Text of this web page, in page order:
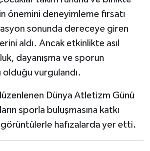
önemini deneyimleme fırsatı
sonunda dereceye giren
aldı. Ancak etkinlikte asıl
dayanışma ve sporun
vurgulandı.
Dünya Atletizm Günü
sporla buluşmasına katkı
hafızalarda yer etti.